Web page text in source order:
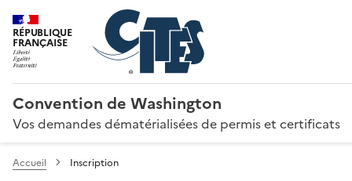
RÉPUBLIQUE
FRANÇAISE
Convention de Washington
Vos demandes dématérialisées de permis et certificats
Accueil Inscription